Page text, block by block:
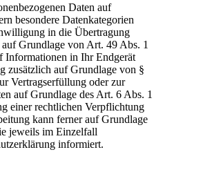
Daten auf
besondere Datenkategorien
in die Übertragung
Grundlage von Art. 49 Abs. 1
Informationen in Ihr Endgerät
zusätzlich auf Grundlage von §
Vertragserfüllung oder zur
auf Grundlage des Art. 6 Abs. 1
einer rechtlichen Verpflichtung
kann ferner auf Grundlage
jeweils im Einzelfall
informiert.